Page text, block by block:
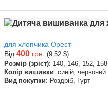
для хлопчика Орест
Від 400 грн. (9.52 $)
Розмір (зріст): 140, 146, 152,
Колір вишивки: синій, червоний
Вид покупки: Роздріб, Гурт